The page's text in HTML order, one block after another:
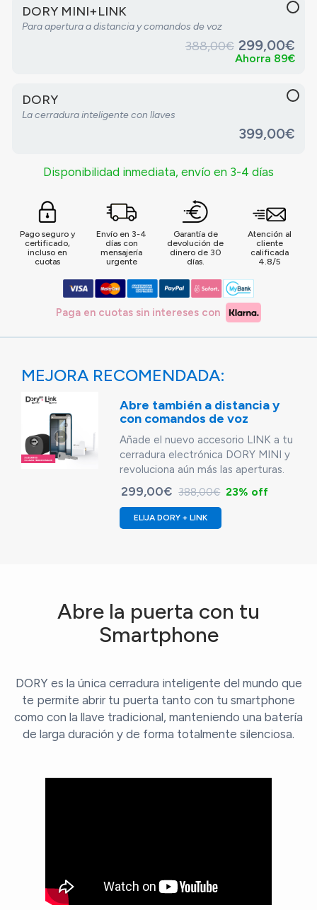
DORY MINI+LINK
Para apertura a distancia y comandos de voz
388,00€ 299,00€
Ahorra 89€
DORY
La cerradura inteligente con llaves
399,00€
Disponibilidad inmediata, envío en 3-4 días
Pago seguro y
certificado,
incluso en
cuotas
Envío en 3-4
días con
mensajería
urgente
Garantía de
devolución de
dinero de 30
días.
Atención al
cliente
calificada
4.8/5
Paga en cuotas sin intereses con
MEJORA RECOMENDADA:
Abre también a distancia y
con comandos de voz
Añade el nuevo accesorio LINK a tu
cerradura electrónica DORY MINI y
revoluciona aún más las aperturas.
299,00€ 388,00€ 23% off
ELIJA DORY + LINK
Abre la puerta con tu
Smartphone
DORY es la única cerradura inteligente del mundo que
te permite abrir tu puerta tanto con tu smartphone
como con la llave tradicional, manteniendo una batería
de larga duración y de forma totalmente silenciosa.